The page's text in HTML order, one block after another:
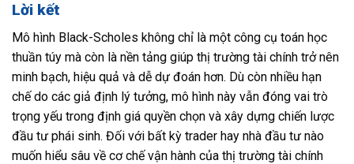
Lời kết
Mô hình Black-Scholes không chỉ là một công cụ toán học
thuần túy mà còn là nền tảng giúp thị trường tài chính trở nên
minh bạch, hiệu quả và dễ dự đoán hơn. Dù còn nhiều hạn
chế do các giả định lý tưởng, mô hình này vẫn đóng vai trò
trọng yếu trong định giá quyền chọn và xây dựng chiến lược
đầu tư phái sinh. Đối với bất kỳ trader hay nhà đầu tư nào
muốn hiểu sâu về cơ chế vận hành của thị trường tài chính